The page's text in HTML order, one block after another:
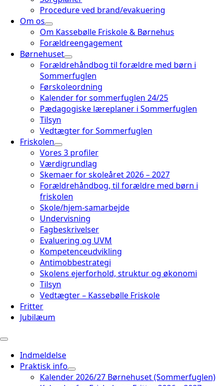
Procedure ved brand/evakuering
Om os
Om Kassebølle Friskole & Børnehus
Forældreengagement
Børnehuset
Forældrehåndbog til forældre med børn i
Sommerfuglen
Førskoleordning
Kalender for sommerfuglen 24/25
Pædagogiske læreplaner i Sommerfuglen
Tilsyn
Vedtægter for Sommerfuglen
Friskolen
Vores 3 profiler
Værdigrundlag
Skemaer for skoleåret 2026 – 2027
Forældrehåndbog, til forældre med børn i
friskolen
Skole/hjem-samarbejde
Undervisning
Fagbeskrivelser
Evaluering og UVM
Kompetenceudvikling
Antimobbestrategi
Skolens ejerforhold, struktur og økonomi
Tilsyn
Vedtægter – Kassebølle Friskole
Fritter
Jubilæum
Indmeldelse
Praktisk info
Kalender 2026/27 Børnehuset (Sommerfuglen)